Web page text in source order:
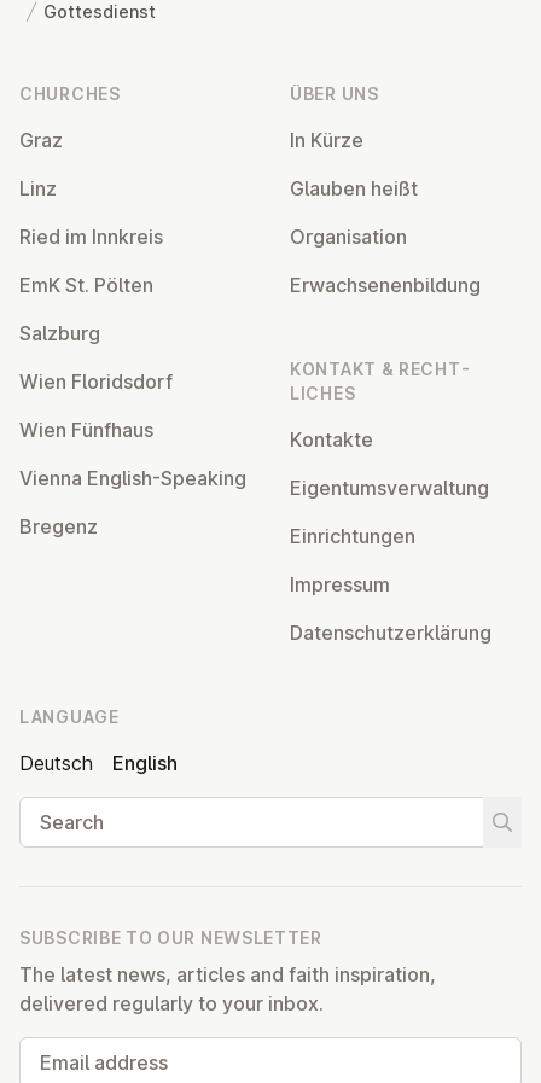
Gottesdienst
CHURCHES
Graz
Linz
Ried im Innkreis
EmK St. Pölten
Salzburg
Wien Flor­idsdorf
Wien Fünfhaus
Vienna English-Speaking
Bregenz
ÜBER UNS
In Kürze
Glauben heißt
Or­gan­isa­tion
Er­wach­sen­en­bildung
KONTAKT & RECHT­
LICHES
Kontakte
Ei­gentums­ver­wal­tung
Ein­rich­tun­gen
Impressum
Datens­chutzerklärung
LANGUAGE
Deutsch
English
Search
SUBSCRIBE TO OUR NEWSLETTER
The latest news, articles and faith inspiration,
delivered regularly to your inbox.
Email address